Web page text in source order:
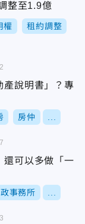
整至1.9億
權 租約調整
產說明書」？專
房仲
可以多做「一
事務所